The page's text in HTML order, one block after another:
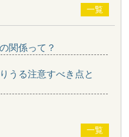
一覧
関係って？
うる注意すべき点と
一覧